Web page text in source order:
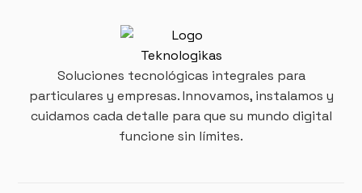
Soluciones tecnológicas integrales para
particulares y empresas. Innovamos, instalamos y
cuidamos cada detalle para que su mundo digital
funcione sin límites.